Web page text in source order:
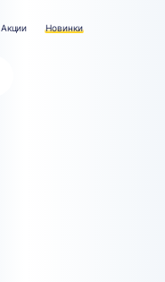
Акции Новинки